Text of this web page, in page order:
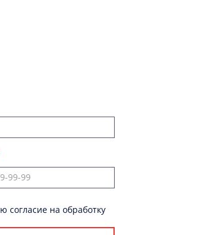
согласие на обработку